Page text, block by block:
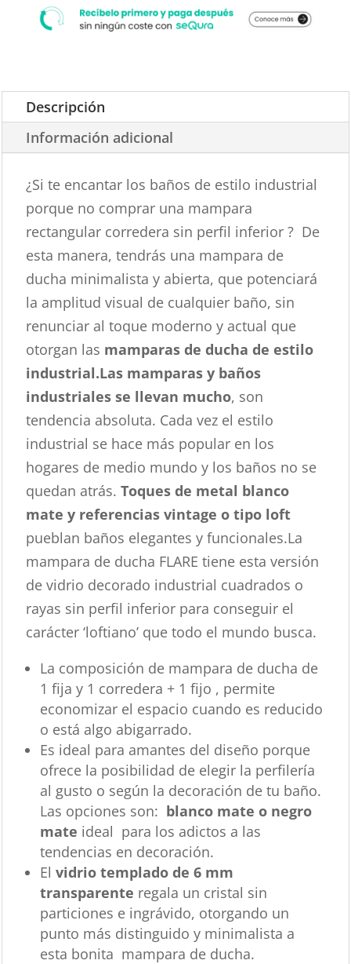
BLANCO
Descripción
Información adicional
¿Si te encantar los baños de estilo industrial
porque no comprar una mampara
rectangular corredera sin perfil inferior ? De
esta manera, tendrás una mampara de
ducha minimalista y abierta, que potenciará
la amplitud visual de cualquier baño, sin
renunciar al toque moderno y actual que
otorgan las mamparas de ducha de estilo
industrial.Las mamparas y baños
industriales se llevan mucho, son
tendencia absoluta. Cada vez el estilo
industrial se hace más popular en los
hogares de medio mundo y los baños no se
quedan atrás.Toques de metal blanco
mate y referencias vintage o tipo loft
pueblan baños elegantes y funcionales.La
mampara de ducha FLARE tiene esta versión
de vidrio decorado industrial cuadrados o
rayas sin perfil inferior para conseguir el
carácter ‘loftiano’ que todo el mundo busca.
La composición de mampara de ducha de
1 fija y 1 corredera + 1 fijo , permite
economizar el espacio cuando es reducido
o está algo abigarrado.
Es ideal para amantes del diseño porque
ofrece la posibilidad de elegir la perfilería
al gusto o según la decoración de tu baño.
Las opciones son: blanco mate o negro
mate ideal para los adictos a las
tendencias en decoración.
El vidrio templado de 6 mm
transparente regala un cristal sin
particiones e ingrávido, otorgando un
punto más distinguido y minimalista a
esta bonita mampara de ducha.